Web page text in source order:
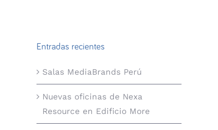
Entradas recientes
Salas MediaBrands Perú
Nuevas oficinas de Nexa
Resource en Edificio More